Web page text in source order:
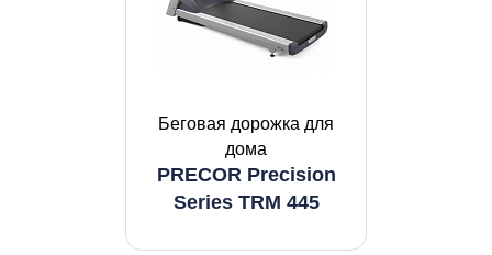
Беговая дорожка для
дома
PRECOR Precision
Series TRM 445